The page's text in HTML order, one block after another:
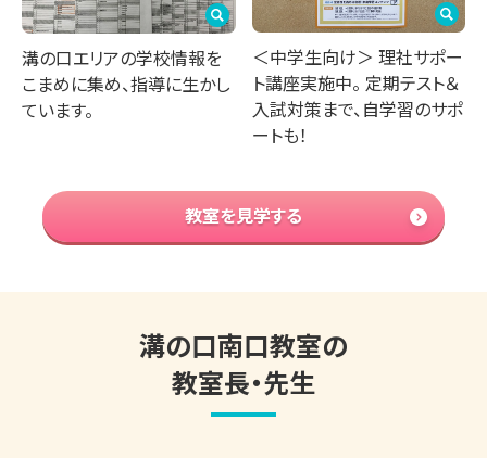
溝の口エリアの学校情報を
こまめに集め、指導に生かし
ています。
＜中学生向け＞ 理社サポー
ト講座実施中。 定期テスト＆
入試対策まで、自学習のサポ
ートも！
教室を見学する
溝の口南口教室の
教室長・先生